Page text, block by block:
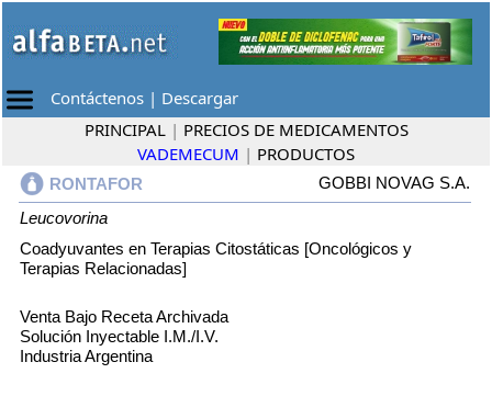
Contáctenos | Descargar
PRINCIPAL | PRECIOS DE MEDICAMENTOS
VADEMECUM | PRODUCTOS
RONTAFOR
GOBBI NOVAG S.A.
Leucovorina
Coadyuvantes en Terapias Citostáticas [Oncológicos y
Terapias Relacionadas]
Venta Bajo Receta Archivada
Solución Inyectable I.M./I.V.
Industria Argentina